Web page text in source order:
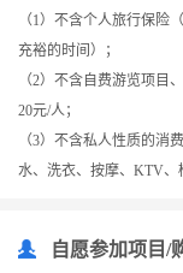
（1）不含个人旅行保险
充裕的时间）；
（2）不含自费游览项目
20元/人；
（3）不含私人性质的消
水、洗衣、按摩、KTV、
自愿参加项目/